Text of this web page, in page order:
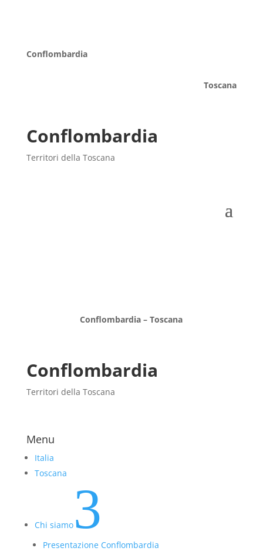
Conflombardia
Toscana
Conflombardia
Territori della Toscana
Conflombardia – Toscana
Conflombardia
Territori della Toscana
Menu
Italia
Toscana
Chi siamo3
Presentazione Conflombardia